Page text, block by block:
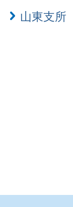
山東支所